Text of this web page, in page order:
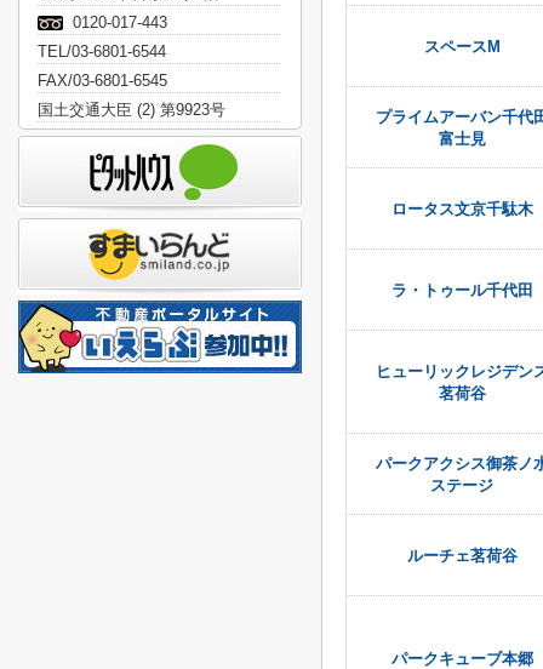
スペースM
プライムアーバン千代
富士見
ロータス文京千駄木
ラ・トゥール千代田
ヒューリックレジデン
茗荷谷
パークアクシス御茶ノ
ステージ
ルーチェ茗荷谷
パークキューブ本郷
0120-017-443
TEL/03-6801-6544
FAX/03-6801-6545
国土交通大臣 (2) 第9923号